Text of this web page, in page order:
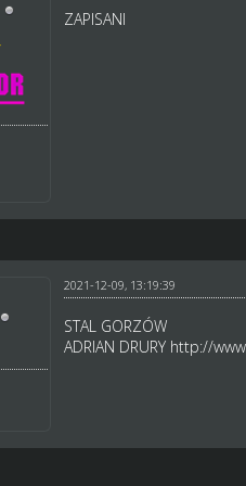
ZAPISANI
2021-12-09, 13:19:39
STAL GORZÓW
ADRIAN DRURY http://